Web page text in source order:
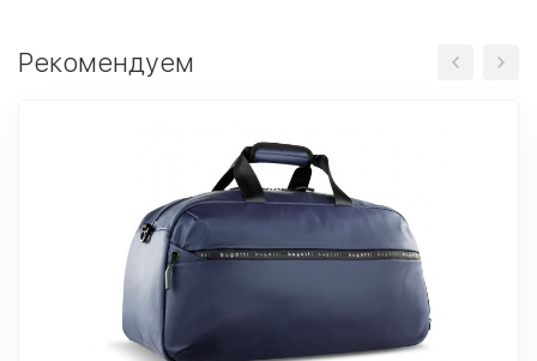
Рекомендуем